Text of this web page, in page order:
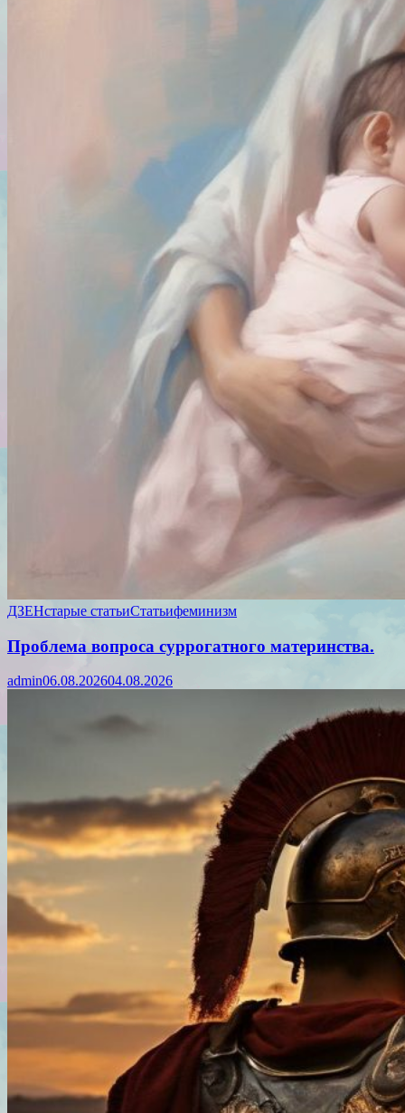
ДЗЕНстарые статьиСтатьифеминизм
Проблема вопроса суррогатного материнства.
admin06.08.202604.08.2026